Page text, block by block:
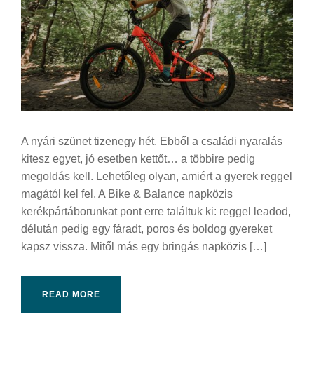
A nyári szünet tizenegy hét. Ebből a családi nyaralás
kitesz egyet, jó esetben kettőt… a többire pedig
megoldás kell. Lehetőleg olyan, amiért a gyerek reggel
magától kel fel. A Bike & Balance napközis
kerékpártáborunkat pont erre találtuk ki: reggel leadod,
délután pedig egy fáradt, poros és boldog gyereket
kapsz vissza. Mitől más egy bringás napközis […]
READ MORE